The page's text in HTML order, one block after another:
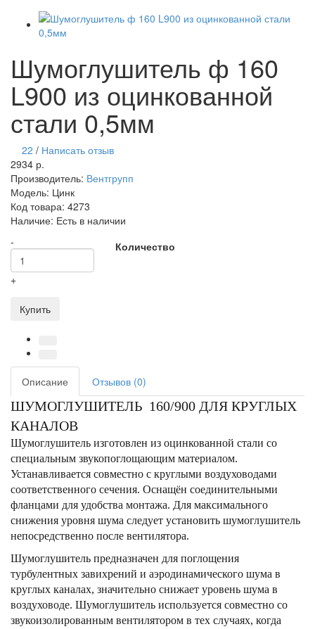
Шумоглушитель ф 160
L900 из оцинкованной
стали 0,5мм
22 / Написать отзыв
2934 р.
Производитель: Вентгрупп
Модель: Цинк
Код товара: 4273
Наличие: Есть в наличии
Количество
-
+
Купить
Описание Отзывов (0)
ШУМОГЛУШИТЕЛЬ 160/900 ДЛЯ КРУГЛЫХ
КАНАЛОВ
Шумоглушитель изготовлен из оцинкованной стали со
специальным звукопоглощающим материалом.
Устанавливается совместно с круглыми воздуховодами
соответственного сечения. Оснащён соединительными
фланцами для удобства монтажа. Для максимального
снижения уровня шума следует установить шумоглушитель
непосредственно после вентилятора.
Шумоглушитель предназначен для поглощения
турбулентных завихрений и аэродинамического шума в
круглых каналах, значительно снижает уровень шума в
воздуховоде. Шумоглушитель используется совместно со
звукоизолированным вентилятором в тех случаях, когда